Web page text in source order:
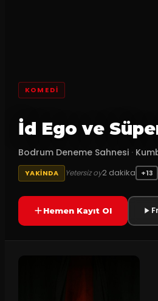
KOMEDI
İd Ego ve
Bodrum Deneme Sahnesi ·
YAKINDA Yetersiz oy2 dakika +13
Hemen Kayıt Ol